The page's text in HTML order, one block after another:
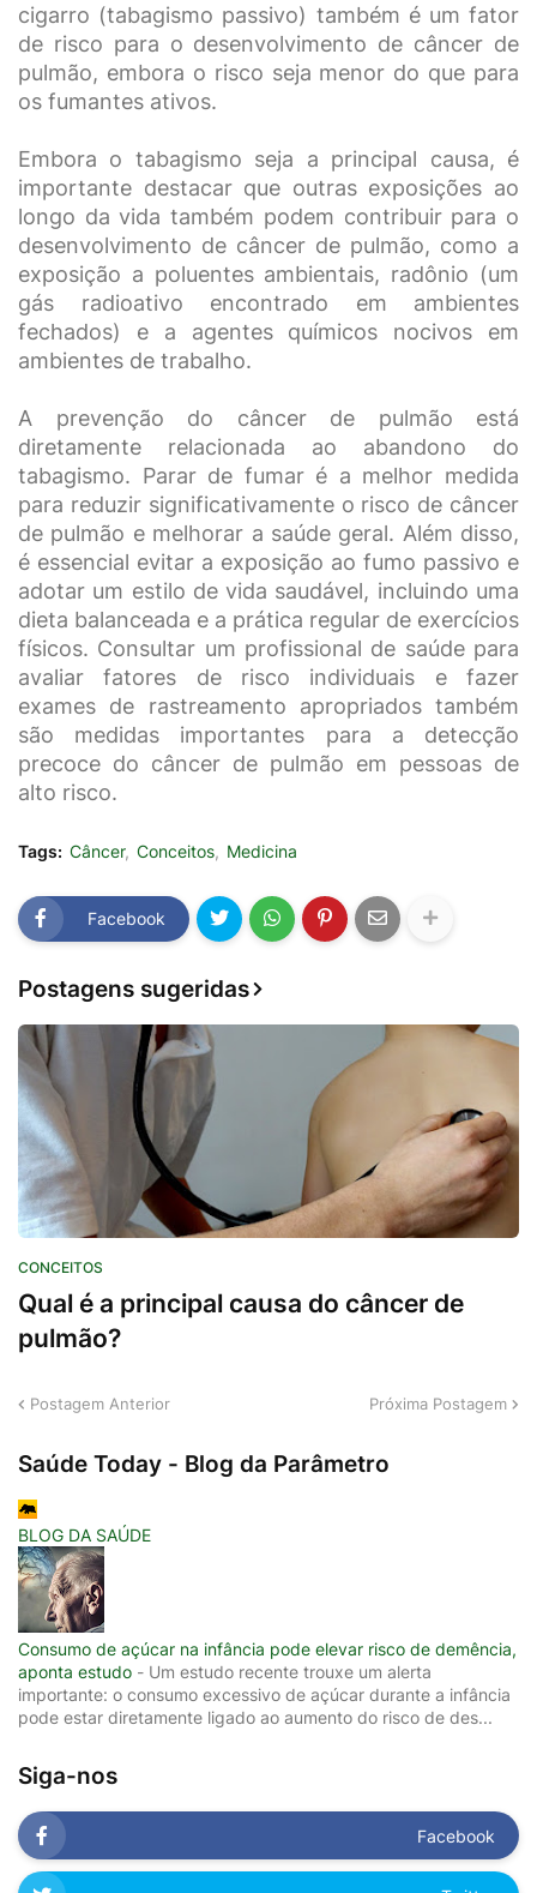
cigarro (tabagismo passivo) também é um fator
de risco para o desenvolvimento de câncer de
pulmão, embora o risco seja menor do que para
os fumantes ativos.
Embora o tabagismo seja a principal causa, é
importante destacar que outras exposições ao
longo da vida também podem contribuir para o
desenvolvimento de câncer de pulmão, como a
exposição a poluentes ambientais, radônio (um
gás radioativo encontrado em ambientes
fechados) e a agentes químicos nocivos em
ambientes de trabalho.
A prevenção do câncer de pulmão está
diretamente relacionada ao abandono do
tabagismo. Parar de fumar é a melhor medida
para reduzir significativamente o risco de câncer
de pulmão e melhorar a saúde geral. Além disso,
é essencial evitar a exposição ao fumo passivo e
adotar um estilo de vida saudável, incluindo uma
dieta balanceada e a prática regular de exercícios
físicos. Consultar um profissional de saúde para
avaliar fatores de risco individuais e fazer
exames de rastreamento apropriados também
são medidas importantes para a detecção
precoce do câncer de pulmão em pessoas de
alto risco.
Tags: Câncer Conceitos Medicina
Facebook
Postagens sugeridas
CONCEITOS
Qual é a principal causa do câncer de
pulmão?
Postagem Anterior Próxima Postagem
Saúde Today - Blog da Parâmetro
BLOG DA SAÚDE
Consumo de açúcar na infância pode elevar risco de demência,
aponta estudo - Um estudo recente trouxe um alerta
importante: o consumo excessivo de açúcar durante a infância
pode estar diretamente ligado ao aumento do risco de des...
Siga-nos
Facebook